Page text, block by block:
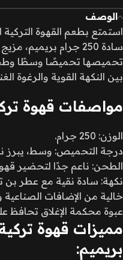
الوصف
استمتع بطعم القهوة
سادة 250 جرام
تحميصها تحميصًا وسطًا
بين النكهة القوية والرغوة
مواصفات قهوة
الوزن: 250 جرام.
درجة التحميص: وسط، يبرز
الطحن: ناعم جدًا لتحضير
نكهة: سادة نقية مع عطر بن
خالية من الإضافات الصناعية
عبوة محكمة الإغلاق تحافظ
بريميم: